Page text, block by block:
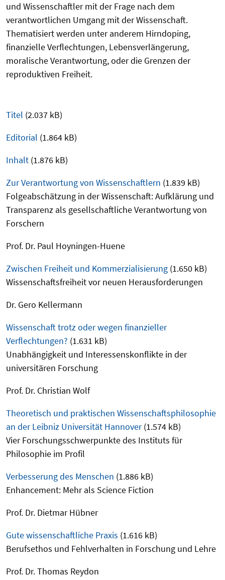
und Wissenschaftler mit der Frage nach dem
verantwortlichen Umgang mit der Wissenschaft.
Thematisiert werden unter anderem Hirndoping,
finanzielle Verflechtungen, Lebensverlängerung,
moralische Verantwortung, oder die Grenzen der
reproduktiven Freiheit.
Titel (2.037 kB)
Editorial (1.864 kB)
Inhalt (1.876 kB)
Zur Verantwortung von Wissenschaftlern (1.839 kB)
Folgeabschätzung in der Wissenschaft: Aufklärung und
Transparenz als gesellschaftliche Verantwortung von
Forschern
Prof. Dr. Paul Hoyningen-Huene
Zwischen Freiheit und Kommerzialisierung (1.650 kB)
Wissenschaftsfreiheit vor neuen Herausforderungen
Dr. Gero Kellermann
Wissenschaft trotz oder wegen finanzieller
Verflechtungen? (1.631 kB)
Unabhängigkeit und Interessenskonflikte in der
universitären Forschung
Prof. Dr. Christian Wolf
Theoretisch und praktischen Wissenschaftsphilosophie
an der Leibniz Universität Hannover (1.574 kB)
Vier Forschungsschwerpunkte des Instituts für
Philosophie im Profil
Verbesserung des Menschen (1.886 kB)
Enhancement: Mehr als Science Fiction
Prof. Dr. Dietmar Hübner
Gute wissenschaftliche Praxis (1.616 kB)
Berufsethos und Fehlverhalten in Forschung und Lehre
Prof. Dr. Thomas Reydon